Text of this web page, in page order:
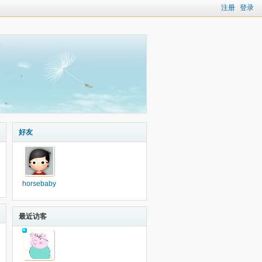
注册 登录
好友
horsebaby
最近访客